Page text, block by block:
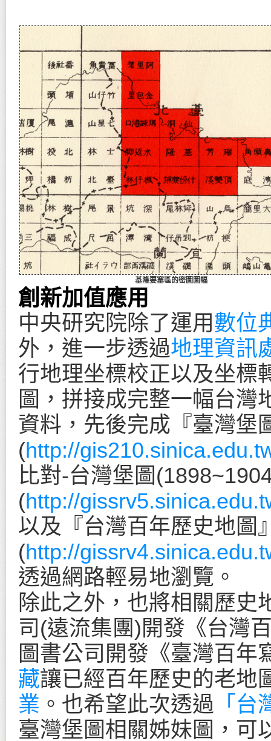
基隆要塞區的密圖圖幅
創新加值應用
中央研究院除了運用數位
外，進一步透過地理資訊
行地理坐標校正以及坐標
圖，拼接成完整一幅台灣
資料，先後完成『臺灣堡
(http://
比對-台灣堡圖
(http://
以及『台灣百年歷史地圖
(http://
透過網路輕易地瀏覽。
除此之外，也將相關歷史
司(遠流集團)開發《台灣
圖書公司開發《臺灣百年
藏讓已經百年歷史的老地
業 。也希望此次透過 「
臺灣堡圖相關姊妹圖，可